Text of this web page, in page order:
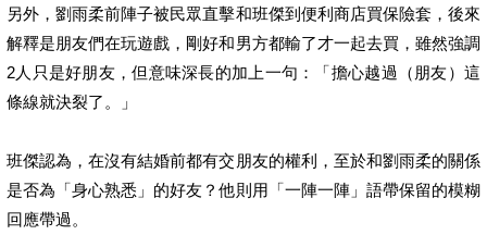
另外，劉雨柔前陣子被民眾直擊和班傑到便利商店買保險套，後來
解釋是朋友們在玩遊戲，剛好和男方都輸了才一起去買，雖然強調
2人只是好朋友，但意味深長的加上一句：「擔心越過（朋友）這
條線就決裂了。」
班傑認為，在沒有結婚前都有交朋友的權利，至於和劉雨柔的關係
是否為「身心熟悉」的好友？他則用「一陣一陣」語帶保留的模糊
回應帶過。